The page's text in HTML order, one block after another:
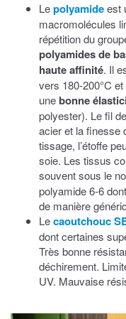
Lepolyamideest
macromolécules
répétition du
polyamides de
haute affinité. Il
vers 180-200°C
une bonne
polyester). Le fil
acier et la finesse
tissage, l’étoffe
soie. Les tissus
souvent sous le
polyamide 6-6
de manière
Lecaoutchouc
dont certaines
Très bonne
déchirement.
UV. Mauvaise